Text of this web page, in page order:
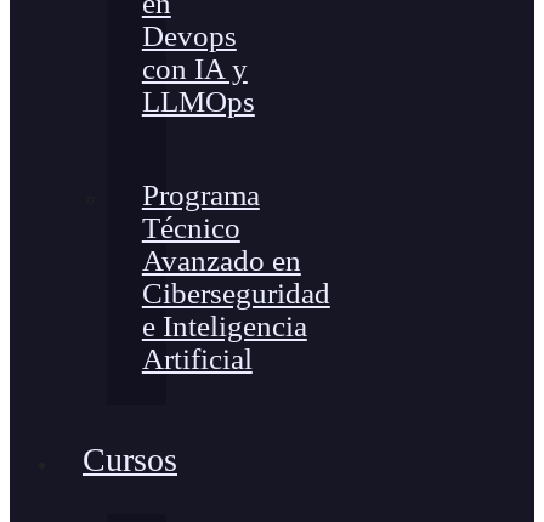
Devops
con IA y
LLMOps
Programa
Técnico
Avanzado en
Ciberseguridad
e Inteligencia
Artificial
Cursos